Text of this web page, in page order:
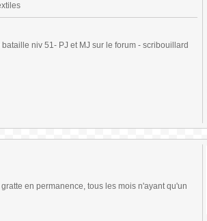
niv 51- PJ et MJ sur le forum - scribouillard
en permanence, tous les mois n'ayant qu'un